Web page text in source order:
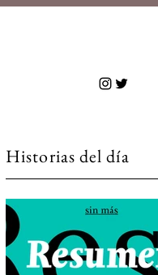
Historias del día